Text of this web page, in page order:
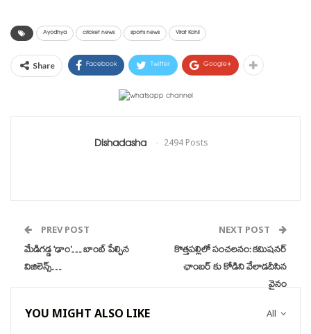
Ayodhya cricket news sports news Virat Kohli
Share Facebook Twitter Google+
Dishadasha 2494 Posts
PREV POST
మేడిగడ్డ ‘ఢాం’… బాంబ్ పేల్చిన
విజిలెన్స్…
NEXT POST
కొత్తపల్లిలో సంచలనం: కమిషనర్
ఛాంబర్ కు కోడిని వేలాడదీసిన
వైనం
All
YOU MIGHT ALSO LIKE